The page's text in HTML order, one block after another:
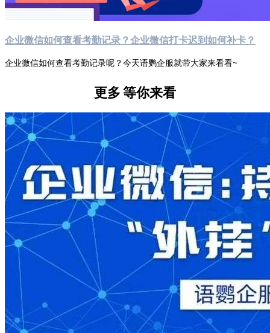
企业微信如何查看考勤记录？企业微信打卡迟到如何补卡？
企业微信如何查看考勤记录呢？今天语鹦企服就带大家来看看~
更多等你来看